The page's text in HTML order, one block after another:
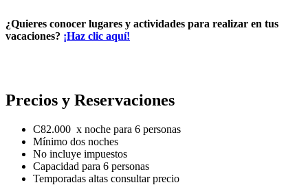
¿Quieres conocer lugares y actividades para realizar en tus
vacaciones? ¡Haz clic aquí!
Precios y Reservaciones
C82.000 x noche para 6 personas
Mínimo dos noches
No incluye impuestos
Capacidad para 6 personas
Temporadas altas consultar precio